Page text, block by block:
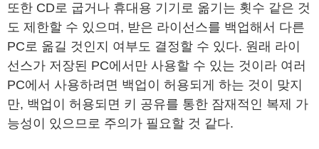
또한 CD로 굽거나 휴대용 기기로 옮기는 횟수 같은 것
도 제한할 수 있으며, 받은 라이선스를 백업해서 다른
PC로 옮길 것인지 여부도 결정할 수 있다. 원래 라이
선스가 저장된 PC에서만 사용할 수 있는 것이라 여러
PC에서 사용하려면 백업이 허용되게 하는 것이 맞지
만, 백업이 허용되면 키 공유를 통한 잠재적인 복제 가
능성이 있으므로 주의가 필요할 것 같다.